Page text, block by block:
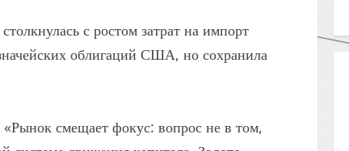
с ростом затрат на импорт
облигаций США, но сохранила
смещает фокус: вопрос не в том,